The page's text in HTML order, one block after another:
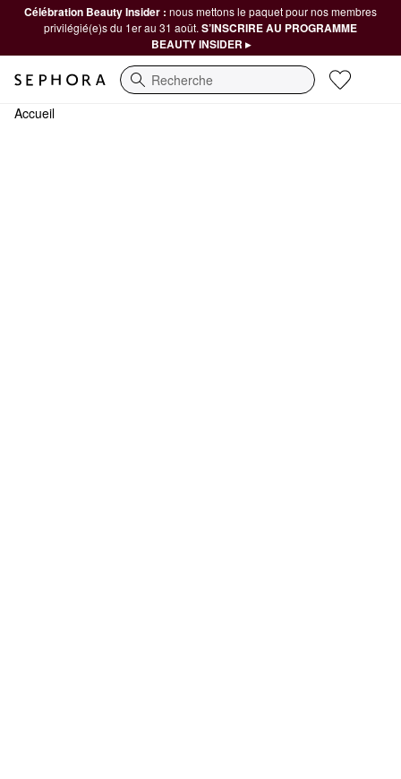
Célébration Beauty Insider : nous mettons le paquet pour nos membres
privilégié(e)s du 1er au 31 août. S’INSCRIRE AU PROGRAMME
BEAUTY INSIDER ▸
Recherche
Accueil